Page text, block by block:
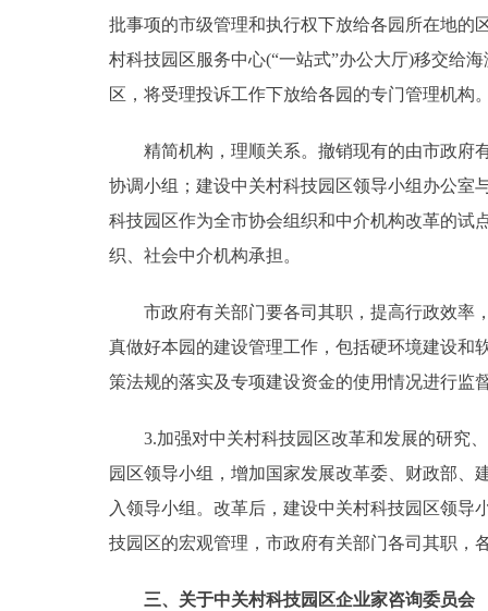
批事项的市级管理和执行权下放给各园所在地的
村科技园区服务中心(“一站式”办公大厅)移交给
区，将受理投诉工作下放给各园的专门管理机构
精简机构，理顺关系。撤销现有的由市政府有
协调小组；建设中关村科技园区领导小组办公室
科技园区作为全市协会组织和中介机构改革的试
织、社会中介机构承担。
市政府有关部门要各司其职，提高行政效率，
真做好本园的建设管理工作，包括硬环境建设和
策法规的落实及专项建设资金的使用情况进行监
3.加强对中关村科技园区改革和发展的研究、
园区领导小组，增加国家发展改革委、财政部
入领导小组。改革后，建设中关村科技园区领
技园区的宏观管理，市政府有关部门各司其职，
三、关于中关村科技园区企业家咨询委员会